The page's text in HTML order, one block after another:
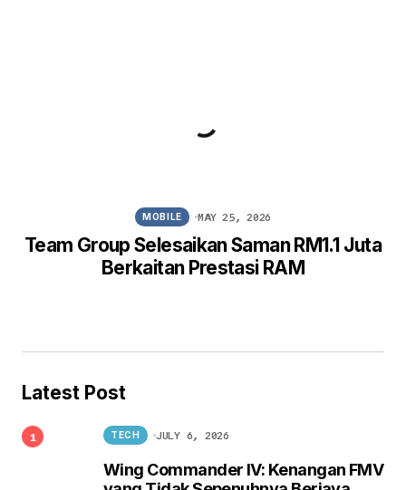
Team Group Selesaikan Saman RM1.1 Juta
Berkaitan Prestasi RAM
MOBILE MAY 25, 2026
Latest Post
Wing Commander IV: Kenangan FMV
TECH JULY 6, 2026